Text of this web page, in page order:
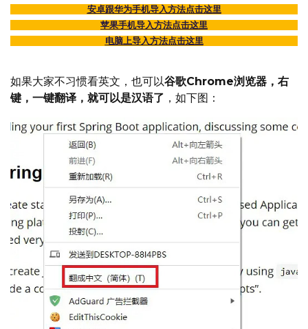
安卓跟华为手机导入方法点击这里
苹果手机导入方法点击这里
电脑上导入方法点击这里
如果大家不习惯看英文，也可以谷歌Chrome浏览器，右
键，一键翻译，就可以是汉语了 ，如下图：